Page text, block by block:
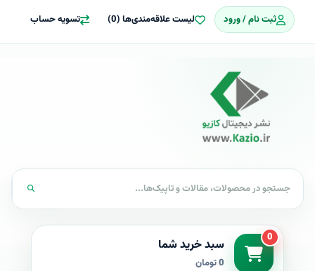
ثبت نام / ورود لیست علاقه‌مندی‌ها (0) تسویه حساب
0 سبد خرید شما
0 تومان